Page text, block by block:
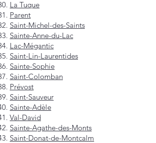
La Tuque
Parent
Saint-Michel-des-Saints
Sainte-Anne-du-Lac
Lac-Mégantic
Saint-Lin-Laurentides
Sainte-Sophie
Saint-Colomban
Prévost
Saint-Sauveur
Sainte-Adèle
Val-David
Sainte-Agathe-des-Monts
Saint-Donat-de-Montcalm